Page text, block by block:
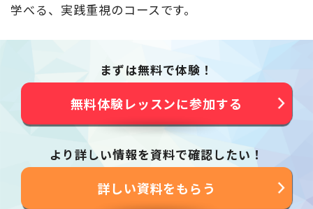
学べる、実践重視のコースです。
まずは無料で体験！
無料体験レッスンに参加する
より詳しい情報を資料で確認したい！
詳しい資料をもらう